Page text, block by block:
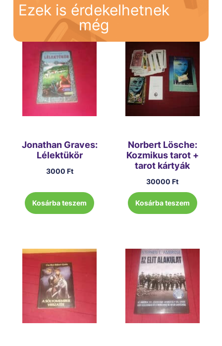
Ezek is érdekelhetnek
még
Jonathan Graves:
Lélektükör
3000 Ft
Kosárba teszem
Norbert Lösche:
Kozmikus tarot +
tarot kártyák
30000Ft
Kosárba teszem